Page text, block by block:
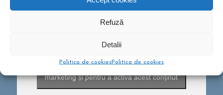
Refuză
Detalii
Politica de cookiesPolitica de cookies
Dă clic pentru a accepta cookie-urile pentru
marketing și pentru a activa acest conținut